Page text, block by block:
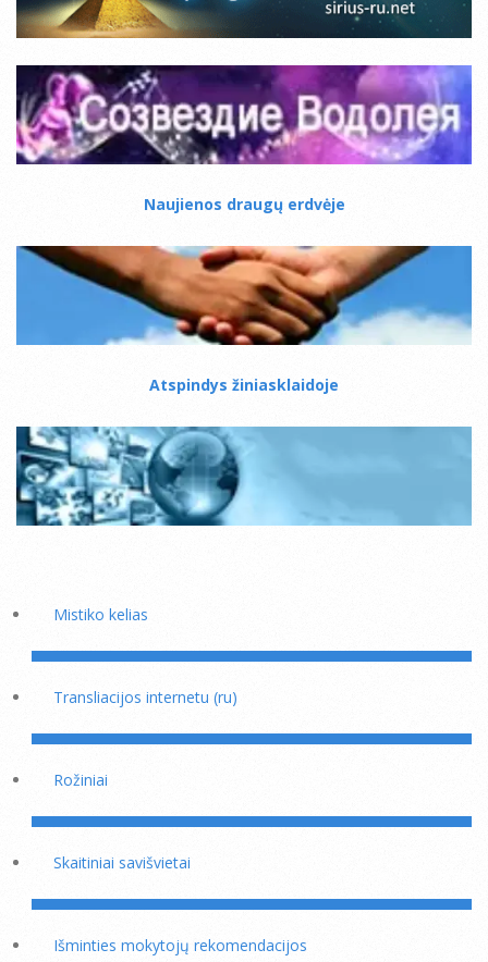
Naujienos draugų erdvėje
Atspindys žiniasklaidoje
Mistiko kelias
Transliacijos internetu (ru)
Rožiniai
Skaitiniai savišvietai
Išminties mokytojų rekomendacijos